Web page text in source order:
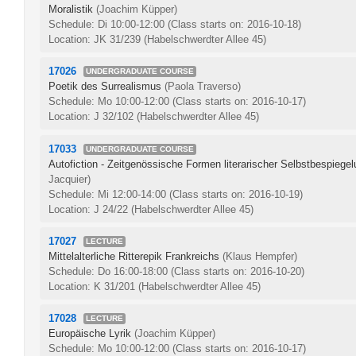
Moralistik (Joachim Küpper)
Schedule: Di 10:00-12:00 (Class starts on: 2016-10-18)
Location: JK 31/239 (Habelschwerdter Allee 45)
17026 UNDERGRADUATE COURSE
Poetik des Surrealismus (Paola Traverso)
Schedule: Mo 10:00-12:00 (Class starts on: 2016-10-17)
Location: J 32/102 (Habelschwerdter Allee 45)
17033 UNDERGRADUATE COURSE
Autofiction - Zeitgenössische Formen literarischer
Jacquier)
Schedule: Mi 12:00-14:00 (Class starts on: 2016-10-19)
Location: J 24/22 (Habelschwerdter Allee 45)
17027 LECTURE
Mittelalterliche Ritterepik Frankreichs (Klaus Hempfer)
Schedule: Do 16:00-18:00 (Class starts on: 2016-10-20)
Location: K 31/201 (Habelschwerdter Allee 45)
17028 LECTURE
Europäische Lyrik (Joachim Küpper)
Schedule: Mo 10:00-12:00 (Class starts on: 2016-10-17)